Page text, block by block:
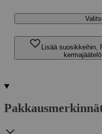
Lisää suosikkeihin,